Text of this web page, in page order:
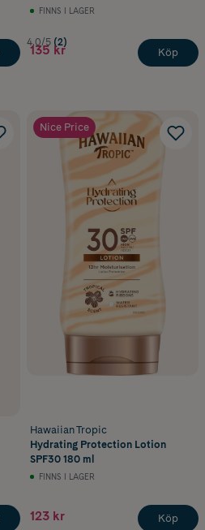
FINNS I LAGER
4.0/5 (2)
135 kr Köp
Nice Price
Hawaiian Tropic
Hydrating Protection Lotion
SPF30 180 ml
FINNS I LAGER
123 kr Köp